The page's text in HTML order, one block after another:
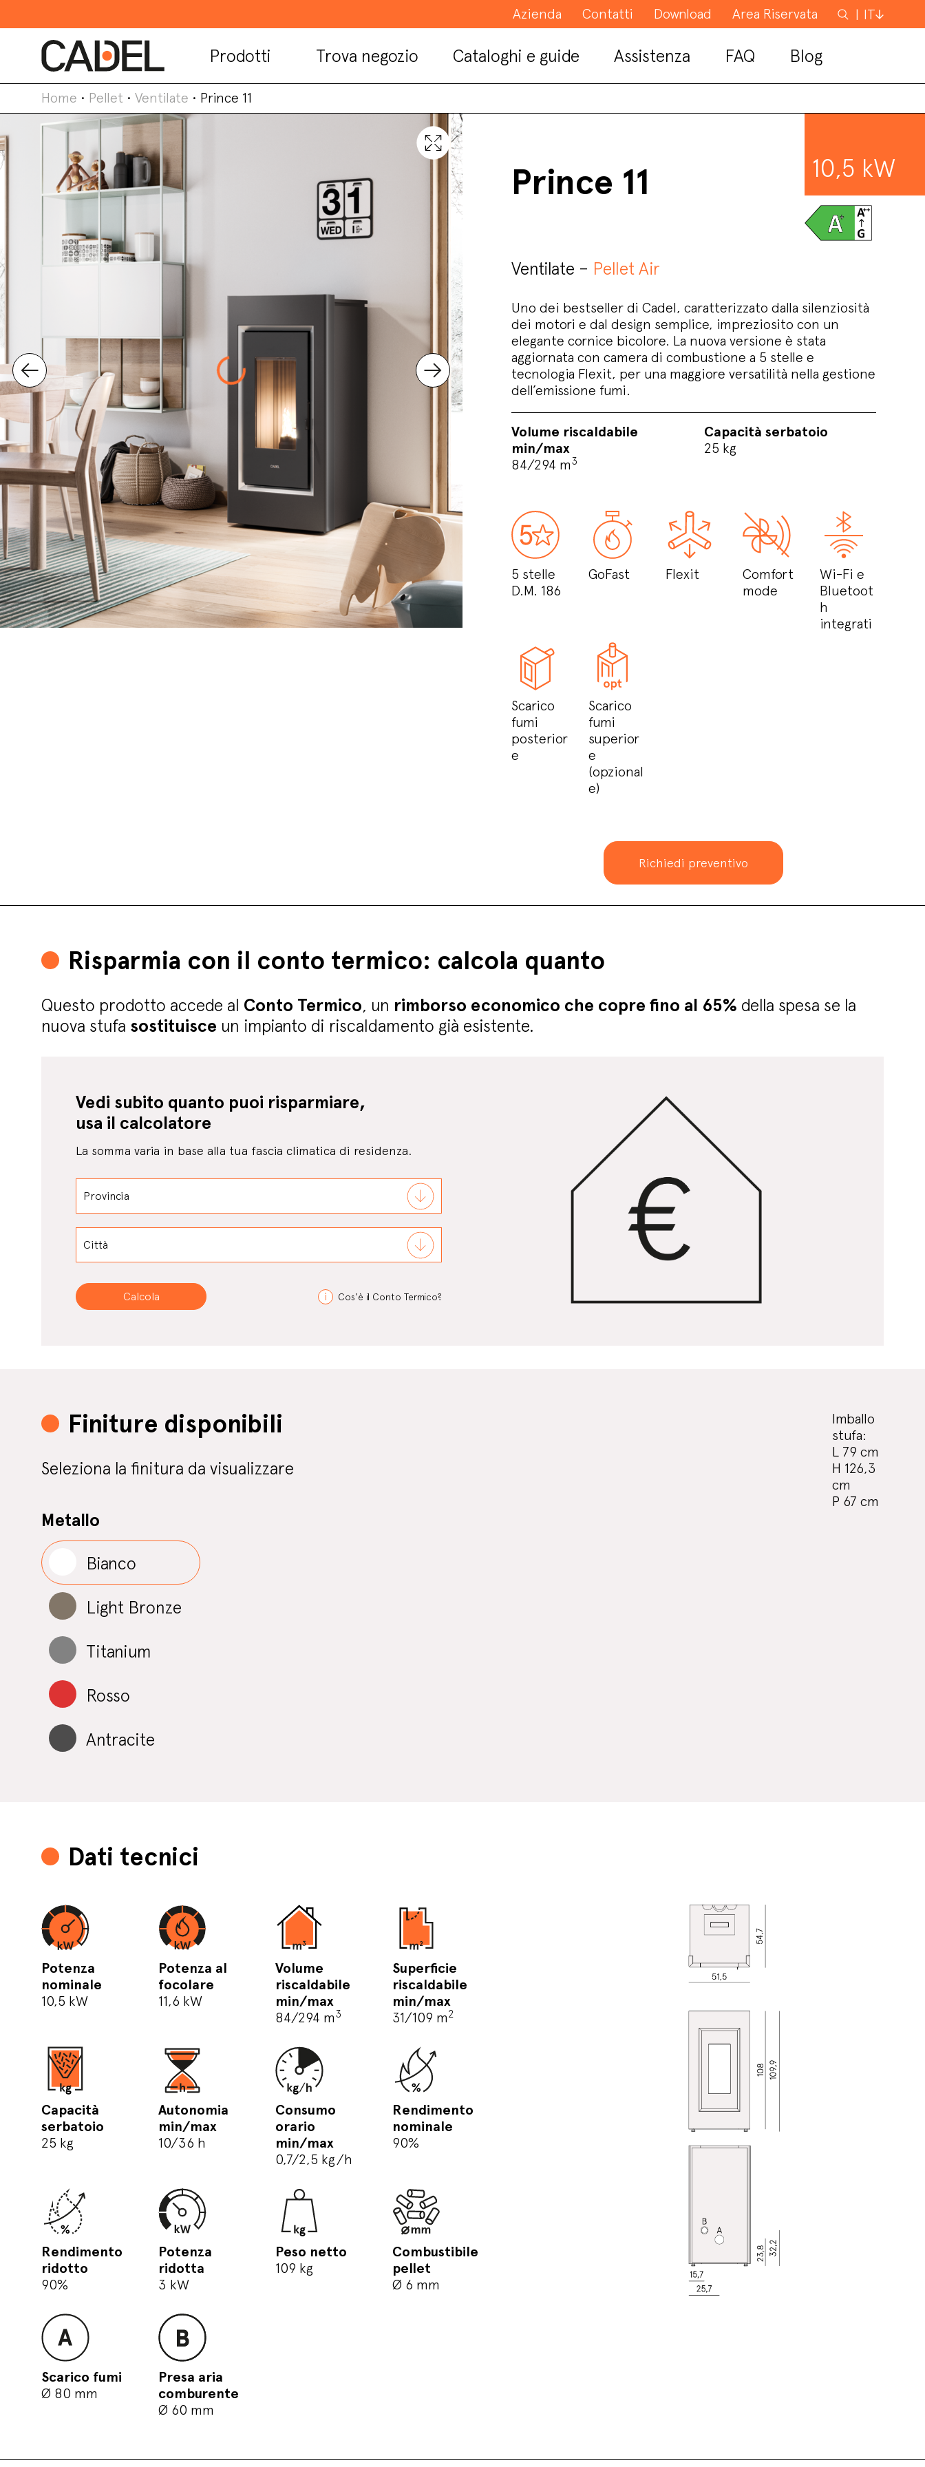
Azienda Contatti Download Area Riservata Cerca
IT
Prodotti Trova negozio Cataloghi e guide Assistenza FAQ Blog
Home • Pellet • Ventilate • Prince 11
10,5 kW
Prince 11
Ventilate – Pellet Air
Uno dei bestseller di Cadel, caratterizzato dalla silenziosità
dei motori e dal design semplice, impreziosito con un
elegante cornice bicolore. La nuova versione è stata
aggiornata con camera di combustione a 5 stelle e
tecnologia Flexit, per una maggiore versatilità nella gestione
dell’emissione fumi.
Volume riscaldabile
min/max
84/294 m3
Capacità serbatoio
25 kg
5 stelle
D.M. 186
GoFast Flexit
Comfort
mode
Wi-Fi e
Bluetoot
h
integrati
Scarico
fumi
posterior
e
Scarico
fumi
superior
e
(opzional
e)
Richiedi preventivo
Risparmia con il conto termico: calcola quanto
Questo prodotto accede al Conto Termico, un rimborso economico che copre fino al 65% della spesa se la
nuova stufa sostituisce un impianto di riscaldamento già esistente.
Imballo
stufa:
L 79 cm
H 126,3
cm
P 67 cm
Finiture disponibili
Seleziona la finitura da visualizzare
Metallo
Bianco
Light Bronze
Titanium
Rosso
Antracite
Dati tecnici
Potenza
nominale
10,5 kW
Potenza al
focolare
11,6 kW
Volume
riscaldabile
min/max
84/294 m3
Superficie
riscaldabile
min/max
31/109 m2
Capacità
serbatoio
25 kg
Autonomia
min/max
10/36 h
Consumo
orario
min/max
0,7/2,5 kg/h
Rendimento
nominale
90%
Rendimento
ridotto
90%
Potenza
ridotta
3 kW
Peso netto
109 kg
Combustibile
pellet
Ø 6 mm
Scarico fumi
Ø 80 mm
Presa aria
comburente
Ø 60 mm